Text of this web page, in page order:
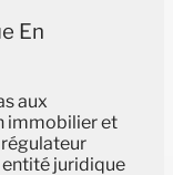
En
aux
immobilier et
juridique